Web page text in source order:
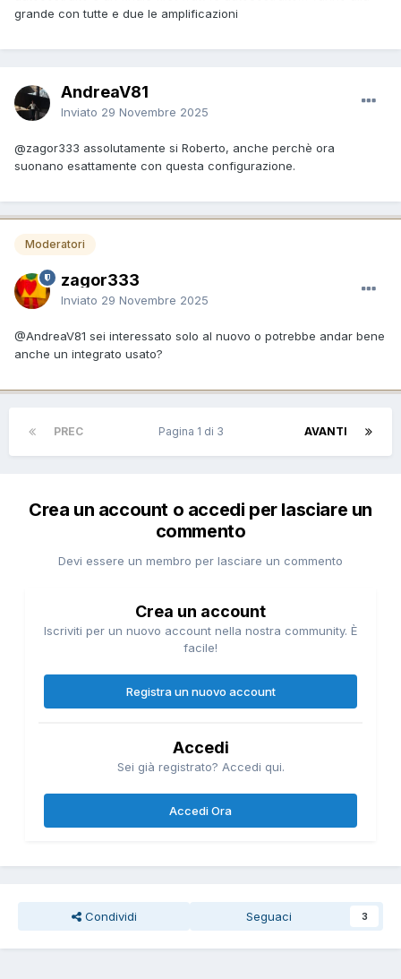
grande con tutte e due le amplificazioni
AndreaV81
Inviato 29 Novembre 2025
@zagor333 assolutamente si Roberto, anche perchè ora
suonano esattamente con questa configurazione.
Moderatori
zagor333
Inviato 29 Novembre 2025
@AndreaV81 sei interessato solo al nuovo o potrebbe andar bene
anche un integrato usato?
PREC AVANTI
Pagina 1 di 3
Crea un account o accedi per lasciare un
commento
Devi essere un membro per lasciare un commento
Crea un account
Iscriviti per un nuovo account nella nostra community. È
facile!
Registra un nuovo account
Accedi
Sei già registrato? Accedi qui.
Accedi Ora
Condividi Seguaci 3